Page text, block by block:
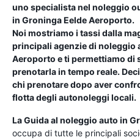
uno specialista nel noleggio
in Groninga Eelde Aeroporto.
Noi mostriamo i tassi dalla
principali agenzie di noleggio
Aeroporto e ti permettiamo di
prenotarla in tempo reale.
chi prenotare dopo aver
flotta degli autonoleggi locali.
La Guida al noleggio auto in
occupa di tutte le principali